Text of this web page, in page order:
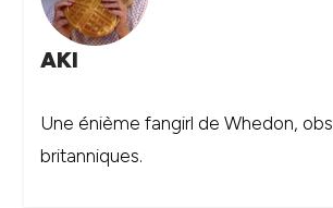
AKI
Une énième fangirl de Whedon,
britanniques.